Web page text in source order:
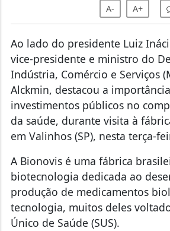
A- A+
Ao lado do presidente Luiz
vice-presidente e ministro do
Indústria, Comércio e Serviços
Alckmin, destacou a
investimentos públicos no
da saúde, durante visita à
em Valinhos (SP), nesta terça-
A Bionovis é uma fábrica
biotecnologia dedicada ao
produção de medicamentos
tecnologia, muitos deles
Único de Saúde (SUS).